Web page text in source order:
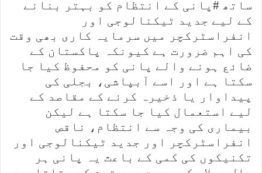
ساتھ #پانی کے انتظام کو بہتر بنانے
کے لیے جدید ٹیکنالوجی اور
انفراسٹرکچر میں سرمایہ کاری بھی وقت
کی اہم ضرورت ہے کیونکہ پاکستان کے
ضائع ہونے والے پانی کو محفوظ کیا جا
سکتا ہے اور اسے آبپاشی، بجلی کی
پیداوار یا ذخیرہ کرنے کے مقاصد کے
لیے استعمال کیا جا سکتا ہے لیکن
بیماری کی وجہ سے انتظام، ناقص
انفراسٹرکچر اور جدید ٹیکنالوجی اور
تکنیکوں کی کمی کے باعث یہ پانی ہر